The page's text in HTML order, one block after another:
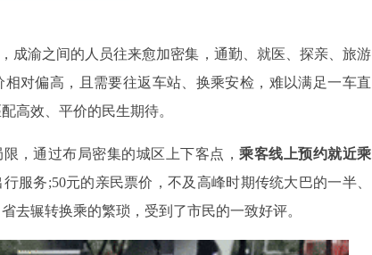
成渝之间的人员往来愈加密集，通勤、就医、探亲、旅游
对偏高，且需要往返车站、换乘安检，难以满足一车直
高效、平价的民生期待。
，通过布局密集的城区上下客点，乘客线上预约就近乘
服务;50元的亲民票价，不及高峰时期传统大巴的一半、
去辗转换乘的繁琐，受到了市民的一致好评。